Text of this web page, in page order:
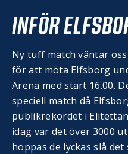
INFÖR
Ny tuff match väntar
för att möta Elfsborg
Arena med start 16.00.
speciell match då
publikrekordet i
idag var det över 3000
hoppas de lyckas slå